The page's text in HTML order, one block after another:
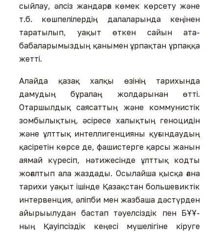
сыйлау, әлсіз жандарға көмек көрсету және
т.б. көшпелілердің далаларында кеңінен
таратылып, уақыт өткен сайын ата-
бабаларымыздың қанымен ұрпақтан ұрпаққа
жетті.
Алайда қазақ халқы өзінің тарихында
дамудың бұралаң жолдарынан өтті.
Отаршылдық саясаттың және коммунистік
зомбылықтың, әсіресе халықтың геноцидін
және ұлттық интеллигенцияны қуғындаудың
қасіретін көрсе де, фашистерге қарсы жанын
аямай күресіп, нәтижесінде ұлттық кодты
жоғалтып ала жаздады. Осылайша қысқа ғана
тарихи уақыт ішінде Қазақстан большевиктік
интервенция, әліпби мен жазбаша дәстүрден
айырыылудан бастап тәуелсіздік пен БҰҰ-
ның Қауіпсіздік кеңесі мүшелігіне кіруге